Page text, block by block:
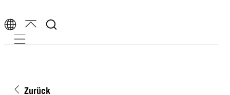
Mobile navigation
Zurück